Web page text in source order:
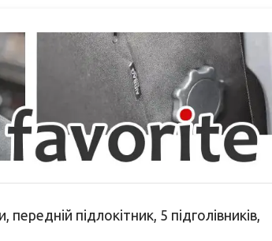
підлокітник, 5 підголівників,